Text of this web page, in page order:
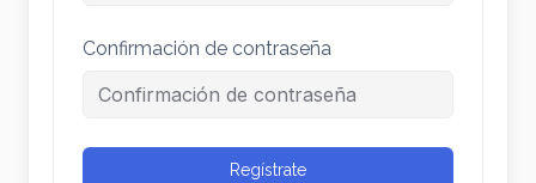
Confirmación de contraseña
Regístrate